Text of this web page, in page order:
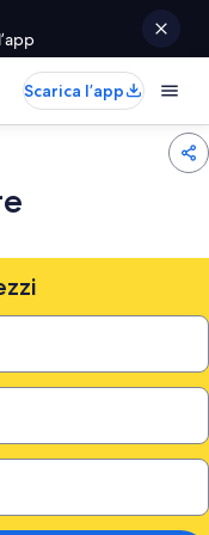
Scarica l’app